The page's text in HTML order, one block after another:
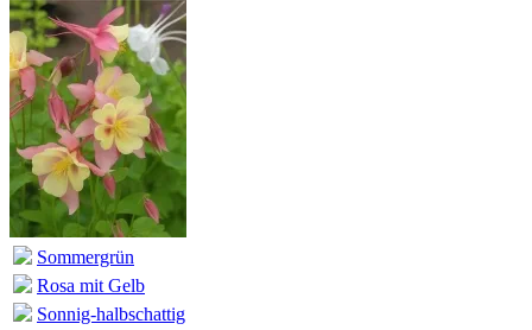
Sommergrün
Rosa mit Gelb
Sonnig-halbschattig